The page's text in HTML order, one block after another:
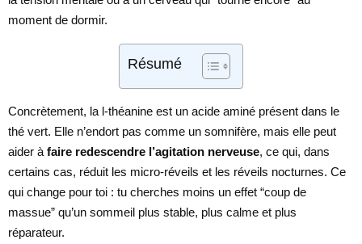
moment de dormir.
Résumé
Concrètement, la l-théanine est un acide aminé présent dans le
thé vert. Elle n’endort pas comme un somnifère, mais elle peut
aider à faire redescendre l’agitation nerveuse, ce qui, dans
certains cas, réduit les micro-réveils et les réveils nocturnes. Ce
qui change pour toi : tu cherches moins un effet “coup de
massue” qu’un sommeil plus stable, plus calme et plus
réparateur.